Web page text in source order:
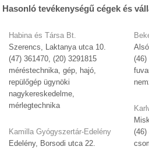
Hasonló tevékenységű cégek és
Habina és Társa Bt.
Szerencs, Laktanya utca 10.
(47) 361470, (20) 3291815
méréstechnika, gép, hajó,
repülőgép ügynöki
nagykereskedelme,
mérlegtechnika
Kamilla Gyógyszertár-Edelény
Edelény, Borsodi utca 22.
(46)
(46)